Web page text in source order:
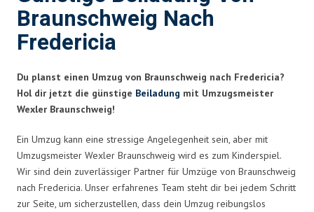
Braunschweig Nach
Fredericia
Du planst einen Umzug von Braunschweig nach Fredericia?
Hol dir jetzt die günstige Beiladung mit Umzugsmeister
Wexler Braunschweig!
Ein Umzug kann eine stressige Angelegenheit sein, aber mit
Umzugsmeister Wexler Braunschweig wird es zum Kinderspiel.
Wir sind dein zuverlässiger Partner für Umzüge von Braunschweig
nach Fredericia. Unser erfahrenes Team steht dir bei jedem Schritt
zur Seite, um sicherzustellen, dass dein Umzug reibungslos